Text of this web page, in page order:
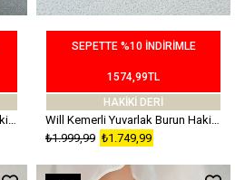
Will Kemerli Yuvarlak Burun Hakiki Süet Deri Babet Çimen Yeşili
SEPETTE %10 İNDİRİMLE
1574,99TL
HAKİKİ DERİ
Will Kemerli Yuvarlak Burun Hakiki Süet Deri Babet Gül Kurusu
₺1.749,99
₺1.999,99